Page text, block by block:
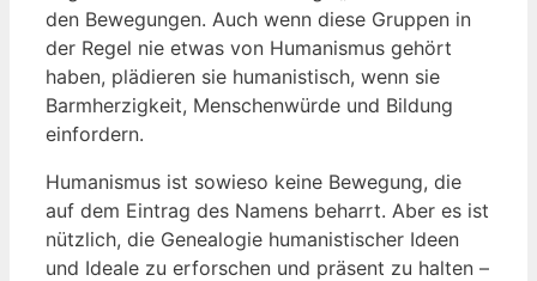
den Bewe­gun­gen. Auch wenn die­se Grup­pen in
der Regel nie etwas von Huma­nis­mus gehört
haben, plä­die­ren sie huma­nis­tisch, wenn sie
Barm­her­zig­keit, Men­schen­wür­de und Bil­dung
einfordern.
Huma­nis­mus ist sowie­so kei­ne Bewe­gung, die
auf dem Ein­trag des Namens beharrt. Aber es ist
nütz­lich, die Genea­lo­gie huma­nis­ti­scher Ideen
und Idea­le zu erfor­schen und prä­sent zu hal­ten –